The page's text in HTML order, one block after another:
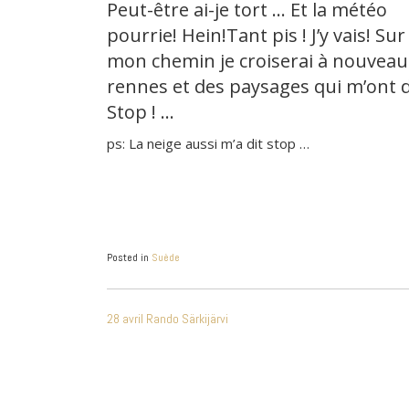
Peut-être ai-je tort … Et la météo
pourrie! Hein!Tant pis ! J’y vais! Sur
mon chemin je croiserai à
rennes et des paysages qui m’ont
Stop ! …
ps: La neige aussi m’a dit stop …
Posted in Suède
DE
28 avril Rando Särkijärvi